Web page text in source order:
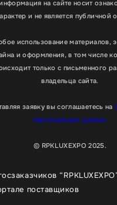
на сайте носит
и не является публичной
использование материалов,
и оформления, в том числе
только с письменного
владельца сайта.
заявку вы соглашаетесь на
персональных данных
© RPKLUXEXPO 2025.
поставщиков